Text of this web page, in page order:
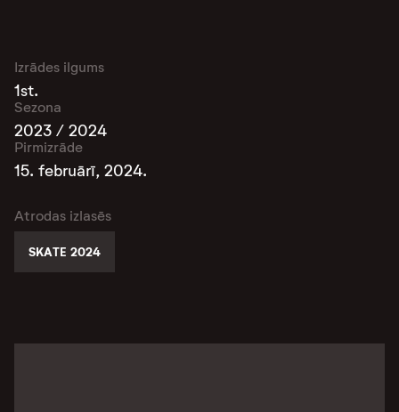
Izrādes ilgums
1st.
Sezona
2023 / 2024
Pirmizrāde
15. februārī, 2024.
Atrodas izlasēs
SKATE 2024